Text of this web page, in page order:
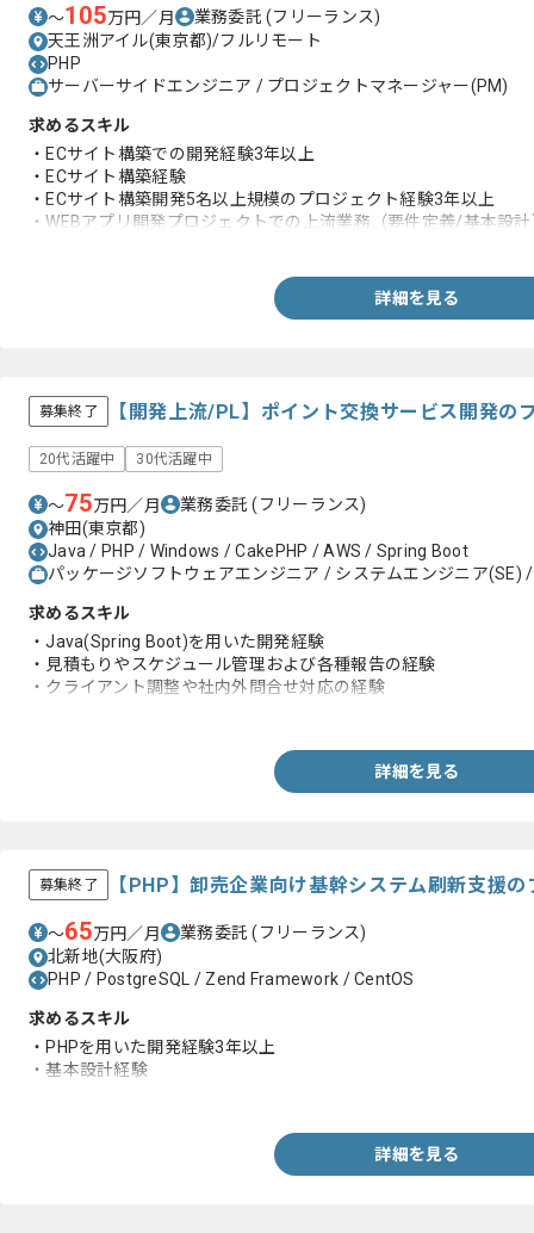
〜105万円／月 業務委託(フリーランス)
天王洲アイル(東京都)/フルリモート
PHP
サーバーサイドエンジニア / プロジェクトマネージャー(PM)
求めるスキル
・ECサイト構築での開発経験3年以上
・ECサイト構築経験
・ECサイト構築開発5名以上規模のプロジェクト経験3年以上
・WEBアプリ開発プロジェクトでの上流業務（要件定義/基本設
詳細を見る
募集終了 【開発上流/PL】ポイント交換サービス開発の
20代活躍中 30代活躍中
〜75万円／月 業務委託(フリーランス)
神田(東京都)
Java / PHP / Windows / CakePHP / AWS / Spring Boot
パッケージソフトウェアエンジニア / システムエンジニア(SE)
求めるスキル
・Java(Spring Boot)を用いた開発経験
・見積もりやスケジュール管理および各種報告の経験
・クライアント調整や社内外問合せ対応の経験
詳細を見る
募集終了 【PHP】卸売企業向け基幹システム刷新支援
〜65万円／月 業務委託(フリーランス)
北新地(大阪府)
PHP / PostgreSQL / Zend Framework / CentOS
求めるスキル
・PHPを用いた開発経験3年以上
・基本設計経験
詳細を見る